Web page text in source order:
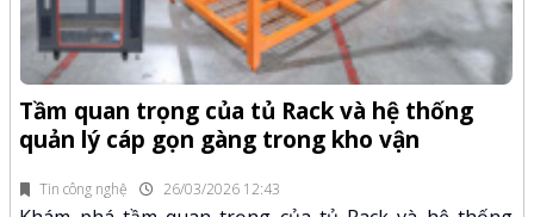
Tin công nghệ 26/03/2026 12:43
Tầm quan trọng của tủ Rack và hệ thống
quản lý cáp gọn gàng trong kho vận